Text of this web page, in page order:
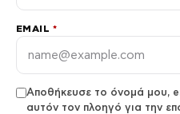
EMAIL *
Αποθήκευσε το όνομά μου,
αυτόν τον πλοηγό για την